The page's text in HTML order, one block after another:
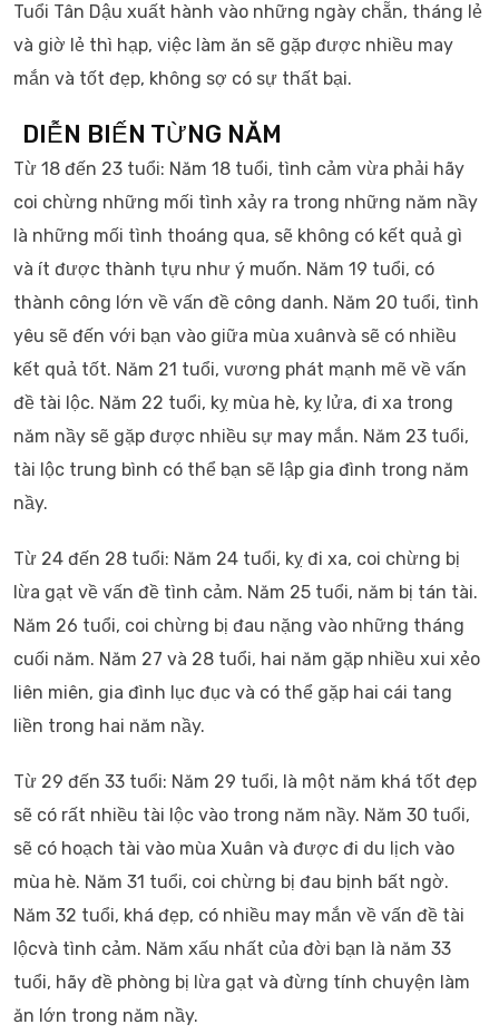
Tuổi Tân Dậu xuất hành vào những ngày chẵn, tháng lẻ
và giờ lẻ thì hạp, việc làm ăn sẽ gặp được nhiều may
mắn và tốt đẹp, không sợ có sự thất bại.
DIỄN BIẾN TỪNG NĂM
Từ 18 đến 23 tuổi: Năm 18 tuổi, tình cảm vừa phải hãy
coi chừng những mối tình xảy ra trong những năm nầy
là những mối tình thoáng qua, sẽ không có kết quả gì
và ít được thành tựu như ý muốn. Năm 19 tuổi, có
thành công lớn về vấn đề công danh. Năm 20 tuổi, tình
yêu sẽ đến với bạn vào giữa mùa xuânvà sẽ có nhiều
kết quả tốt. Năm 21 tuổi, vương phát mạnh mẽ về vấn
đề tài lộc. Năm 22 tuổi, kỵ mùa hè, kỵ lửa, đi xa trong
năm nầy sẽ gặp được nhiều sự may mắn. Năm 23 tuổi,
tài lộc trung bình có thể bạn sẽ lập gia đình trong năm
nầy.
Từ 24 đến 28 tuổi: Năm 24 tuổi, kỵ đi xa, coi chừng bị
lừa gạt về vấn đề tình cảm. Năm 25 tuổi, năm bị tán tài.
Năm 26 tuổi, coi chừng bị đau nặng vào những tháng
cuối năm. Năm 27 và 28 tuổi, hai năm gặp nhiều xui xẻo
liên miên, gia đình lục đục và có thể gặp hai cái tang
liền trong hai năm nầy.
Từ 29 đến 33 tuổi: Năm 29 tuổi, là một năm khá tốt đẹp
sẽ có rất nhiều tài lộc vào trong năm nầy. Năm 30 tuổi,
sẽ có hoạch tài vào mùa Xuân và được đi du lịch vào
mùa hè. Năm 31 tuổi, coi chừng bị đau bịnh bất ngờ.
Năm 32 tuổi, khá đẹp, có nhiều may mắn về vấn đề tài
lộcvà tình cảm. Năm xấu nhất của đời bạn là năm 33
tuổi, hãy đề phòng bị lừa gạt và đừng tính chuyện làm
ăn lớn trong năm nầy.